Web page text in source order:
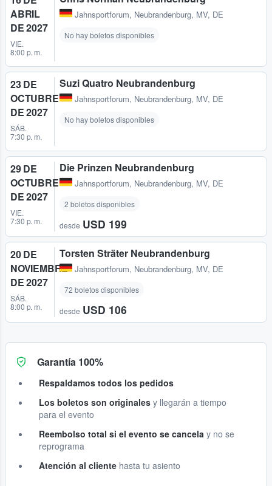
ABRIL
DE 2027
VIE.
8:00 p. m.
Jahnsportforum, Neubrandenburg, MV, DE
No hay boletos disponibles
23 DE
OCTUBRE
DE 2027
SÁB.
7:30 p. m.
Suzi Quatro Neubrandenburg
Jahnsportforum, Neubrandenburg, MV, DE
No hay boletos disponibles
29 DE
OCTUBRE
DE 2027
VIE.
7:30 p. m.
Die Prinzen Neubrandenburg
Jahnsportforum, Neubrandenburg, MV, DE
2 boletos disponibles
desde USD 199
20 DE
NOVIEMBRE
DE 2027
SÁB.
8:00 p. m.
Torsten Sträter Neubrandenburg
Jahnsportforum, Neubrandenburg, MV, DE
72 boletos disponibles
desde USD 106
Garantía 100%
Respaldamos todos los pedidos
Los boletos son originales y llegarán a tiempo
para el evento
Reembolso total si el evento se cancela y no se
reprograma
Atención al cliente hasta tu asiento